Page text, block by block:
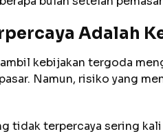
Adalah
kebijakan tergoda
Namun, risiko yang
tidak terpercaya sering kali